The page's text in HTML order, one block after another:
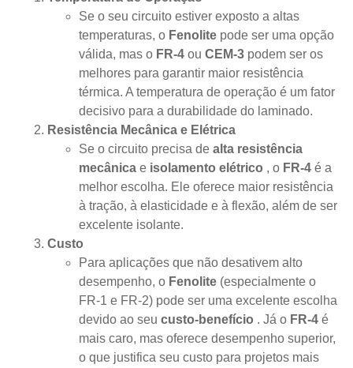
Se o seu circuito estiver exposto a altas
temperaturas, o Fenolite pode ser uma opção
válida, mas o FR-4 ou CEM-3 podem ser os
melhores para garantir maior resistência
térmica. A temperatura de operação é um fator
decisivo para a durabilidade do laminado.
Resistência Mecânica e Elétrica
Se o circuito precisa de alta resistência
mecânica e isolamento elétrico , o FR-4 é a
melhor escolha. Ele oferece maior resistência
à tração, à elasticidade e à flexão, além de ser
excelente isolante.
Custo
Para aplicações que não desativem alto
desempenho, o Fenolite (especialmente o
FR-1 e FR-2) pode ser uma excelente escolha
devido ao seu custo-benefício . Já o FR-4 é
mais caro, mas oferece desempenho superior,
o que justifica seu custo para projetos mais